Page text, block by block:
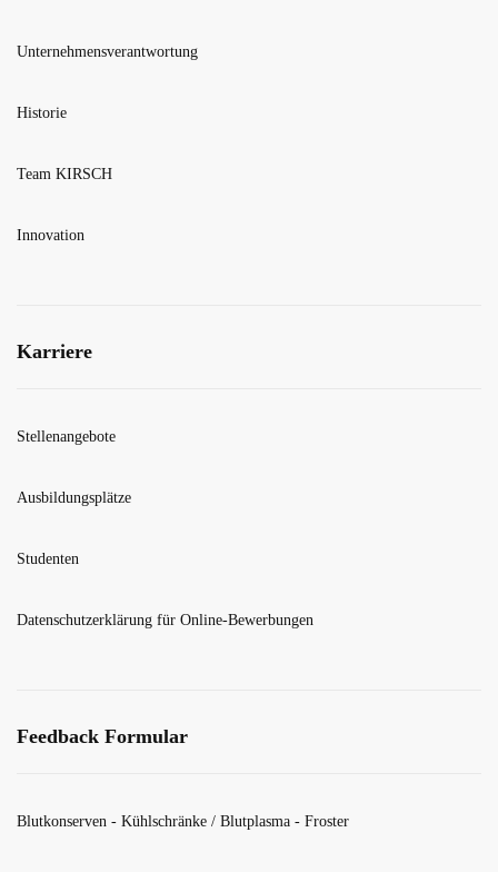
Unternehmensverantwortung
Historie
Team KIRSCH
Innovation
Karriere
Stellenangebote
Ausbildungsplätze
Studenten
Datenschutzerklärung für Online-Bewerbungen
Feedback Formular
Blutkonserven - Kühlschränke / Blutplasma - Froster